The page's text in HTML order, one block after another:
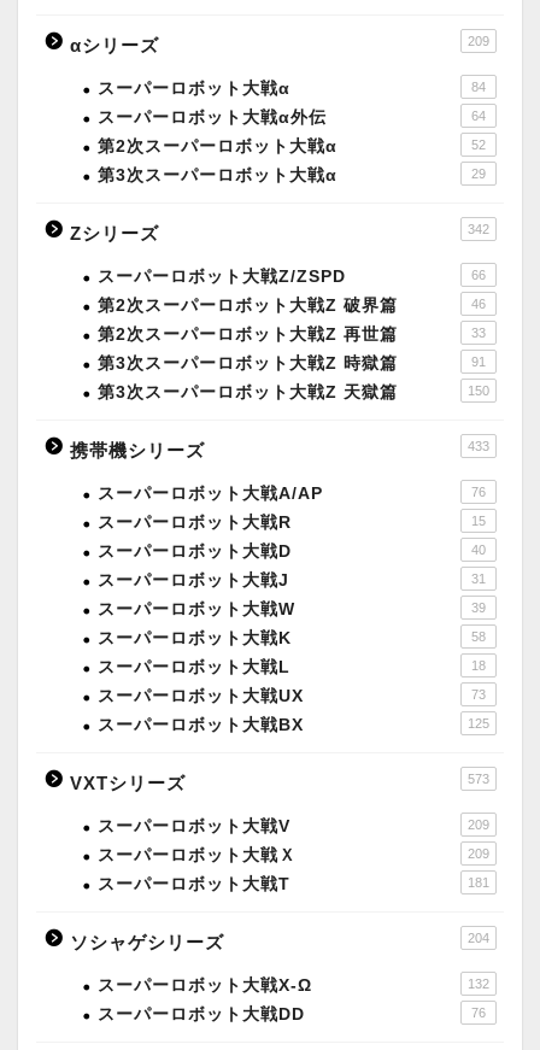
αシリーズ 209
スーパーロボット大戦α 84
スーパーロボット大戦α外伝 64
第2次スーパーロボット大戦α 52
第3次スーパーロボット大戦α 29
Zシリーズ 342
スーパーロボット大戦Z/ZSPD 66
第2次スーパーロボット大戦Z 破界篇 46
第2次スーパーロボット大戦Z 再世篇 33
第3次スーパーロボット大戦Z 時獄篇 91
第3次スーパーロボット大戦Z 天獄篇 150
携帯機シリーズ 433
スーパーロボット大戦A/AP 76
スーパーロボット大戦R 15
スーパーロボット大戦D 40
スーパーロボット大戦J 31
スーパーロボット大戦W 39
スーパーロボット大戦K 58
スーパーロボット大戦L 18
スーパーロボット大戦UX 73
スーパーロボット大戦BX 125
VXTシリーズ 573
スーパーロボット大戦V 209
スーパーロボット大戦Ｘ 209
スーパーロボット大戦T 181
ソシャゲシリーズ 204
スーパーロボット大戦X-Ω 132
スーパーロボット大戦DD 76